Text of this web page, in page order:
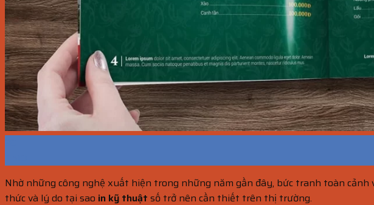
Nhờ những công nghệ xuất hiện trong những năm gần đây, bức tranh toàn
thức và lý do tại sao in kỹ thuật số trở nên cần thiết trên thị trường.